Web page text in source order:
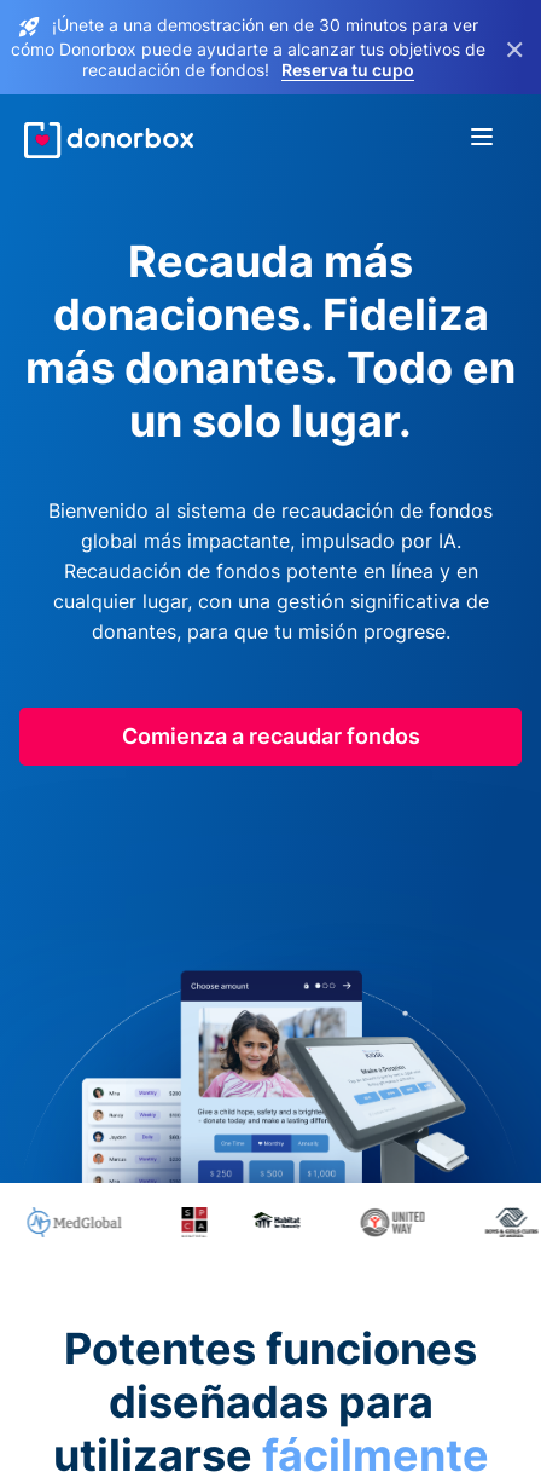
¡Únete a una demostración en de 30 minutos para ver
cómo Donorbox puede ayudarte a alcanzar tus objetivos de
recaudación de fondos!
Reserva tu cupo
×
Recauda más
donaciones. Fideliza
más donantes. Todo en
un solo lugar.
Bienvenido al sistema de recaudación de fondos
global más impactante, impulsado por IA.
Recaudación de fondos potente en línea y en
cualquier lugar, con una gestión significativa de
donantes, para que tu misión progrese.
Comienza a recaudar fondos
Potentes funciones
diseñadas para
utilizarse fácilmente